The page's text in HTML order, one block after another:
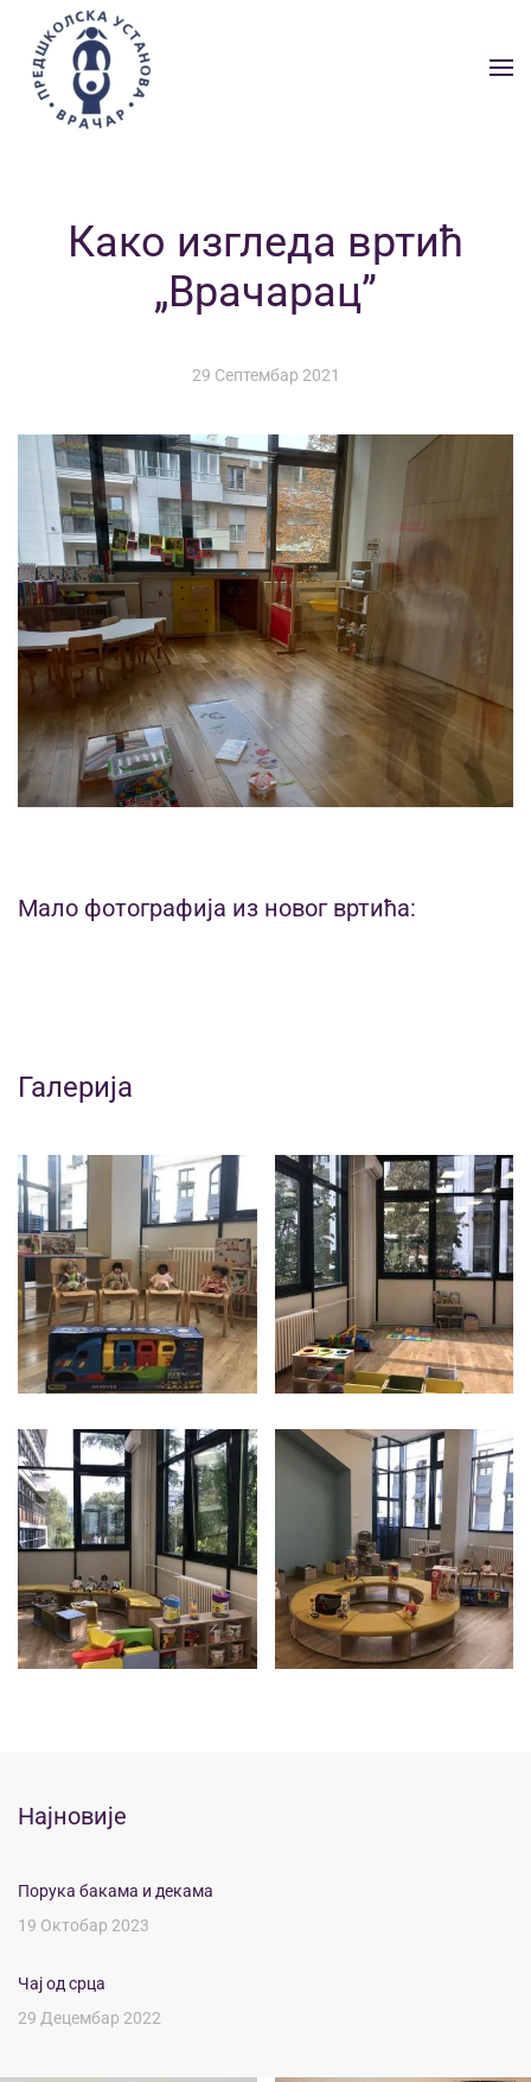
Skip to main content
Како изгледа вртић
„Врачарац”
29 Септембар 2021
Мало фотографија из новог вртића:
Галерија
Најновије
Порука бакама и декама
19 Октобар 2023
Чај од срца
29 Децембар 2022